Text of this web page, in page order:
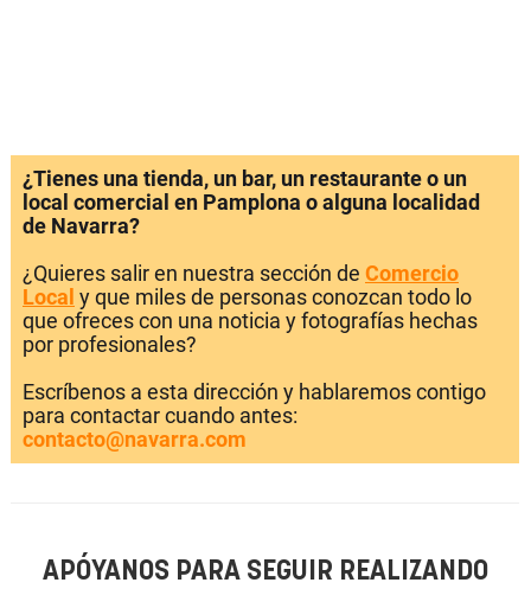
¿Tienes una tienda, un bar, un restaurante o un
local comercial en Pamplona o alguna localidad
de Navarra?
¿Quieres salir en nuestra sección de Comercio
Local y que miles de personas conozcan todo lo
que ofreces con una noticia y fotografías hechas
por profesionales?
Escríbenos a esta dirección y hablaremos contigo
para contactar cuando antes:
contacto@navarra.com
APÓYANOS PARA SEGUIR REALIZANDO